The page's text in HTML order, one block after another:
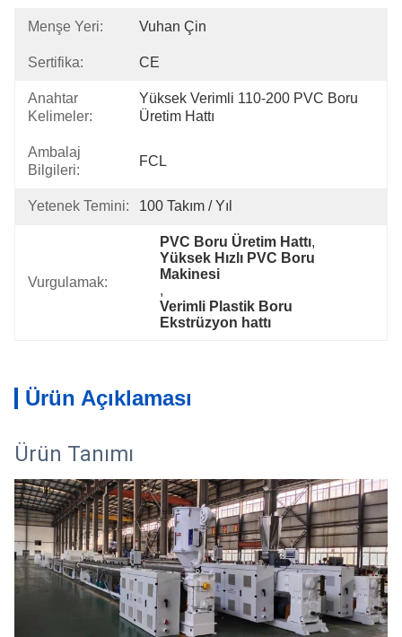
Menşe Yeri: Vuhan Çin
Sertifika: CE
Anahtar
Kelimeler:
Yüksek Verimli 110-200 PVC Boru
Üretim Hattı
Ambalaj
Bilgileri:
FCL
Yetenek Temini: 100 Takım / Yıl
Vurgulamak:
PVC Boru Üretim Hattı,
Yüksek Hızlı PVC Boru
Makinesi
,
Verimli Plastik Boru
Ekstrüzyon hattı
Ürün Açıklaması
Ürün Tanımı